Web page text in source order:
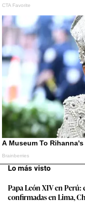
Lo más visto
Papa León XIV en Perú:
confirmadas en Lima,